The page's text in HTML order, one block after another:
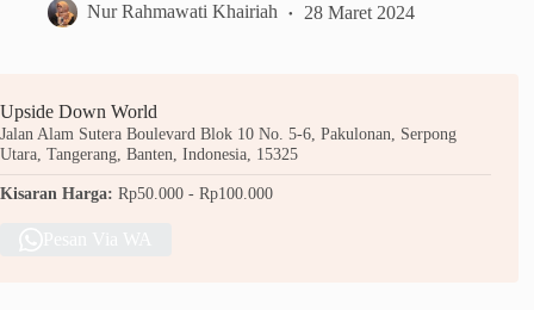
Nur Rahmawati Khairiah 28 Maret 2024
Upside Down World
Jalan Alam Sutera Boulevard Blok 10 No. 5-6, Pakulonan, Serpong
Utara, Tangerang, Banten, Indonesia, 15325
Kisaran Harga: Rp50.000 - Rp100.000